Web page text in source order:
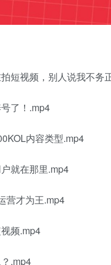
短视频，别人说我不务
了！.mp4
内容类型.mp4
就在那里.mp4
营才为王.mp4
频.mp4
.mp4